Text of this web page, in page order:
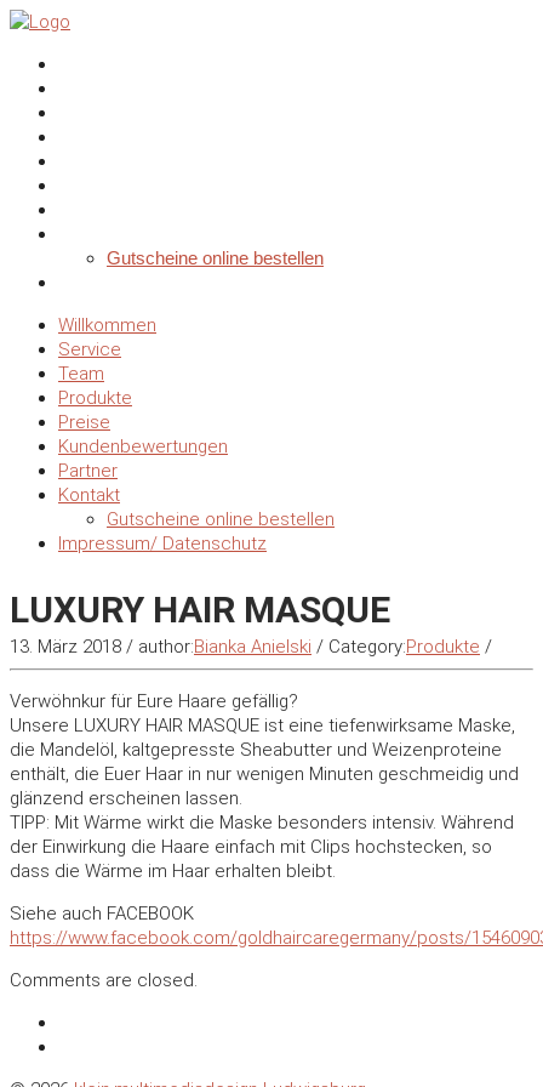
Gutscheine online bestellen
Willkommen
Service
Team
Produkte
Preise
Kundenbewertungen
Partner
Kontakt
Gutscheine online bestellen
Impressum/ Datenschutz
LUXURY HAIR MASQUE
13. März 2018 / author:Bianka Anielski / Category:Produkte /
Verwöhnkur für Eure Haare gefällig?
Unsere LUXURY HAIR MASQUE ist eine tiefenwirksame Maske,
die Mandelöl, kaltgepresste Sheabutter und Weizenproteine
enthält, die Euer Haar in nur wenigen Minuten geschmeidig und
glänzend erscheinen lassen.
TIPP: Mit Wärme wirkt die Maske besonders intensiv. Während
der Einwirkung die Haare einfach mit Clips hochstecken, so
dass die Wärme im Haar erhalten bleibt.
Siehe auch FACEBOOK
https://www.facebook.com/goldhaircaregermany/posts/
Comments are closed.